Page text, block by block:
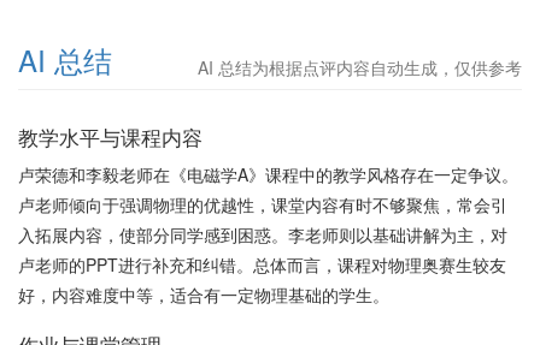
AI 总结 AI 总结为根据点评内容自动生成，仅供参考
教学水平与课程内容
卢荣德和李毅老师在《电磁学A》课程中的教学风格存在一定争议。
卢老师倾向于强调物理的优越性，课堂内容有时不够聚焦，常会引
入拓展内容，使部分同学感到困惑。李老师则以基础讲解为主，对
卢老师的PPT进行补充和纠错。总体而言，课程对物理奥赛生较友
好，内容难度中等，适合有一定物理基础的学生。